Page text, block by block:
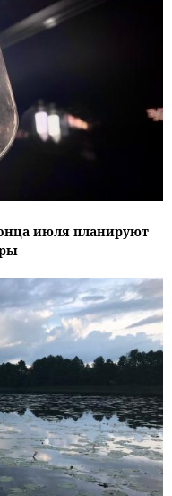
июля планируют